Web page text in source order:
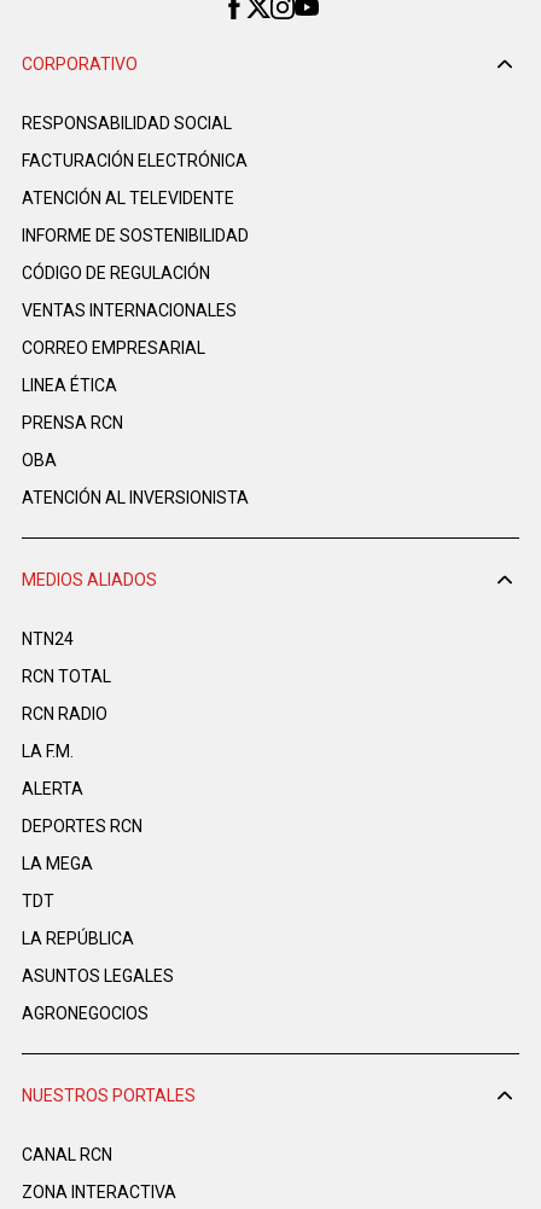
CORPORATIVO
RESPONSABILIDAD SOCIAL
FACTURACIÓN ELECTRÓNICA
ATENCIÓN AL TELEVIDENTE
INFORME DE SOSTENIBILIDAD
CÓDIGO DE REGULACIÓN
VENTAS INTERNACIONALES
CORREO EMPRESARIAL
LINEA ÉTICA
PRENSA RCN
OBA
ATENCIÓN AL INVERSIONISTA
MEDIOS ALIADOS
NTN24
RCN TOTAL
RCN RADIO
LA F.M.
ALERTA
DEPORTES RCN
LA MEGA
TDT
LA REPÚBLICA
ASUNTOS LEGALES
AGRONEGOCIOS
NUESTROS PORTALES
CANAL RCN
ZONA INTERACTIVA